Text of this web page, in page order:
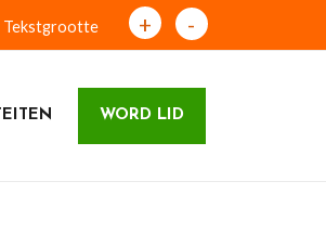
Tekstgrootte + -
WORD LID